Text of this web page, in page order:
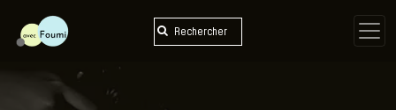
content